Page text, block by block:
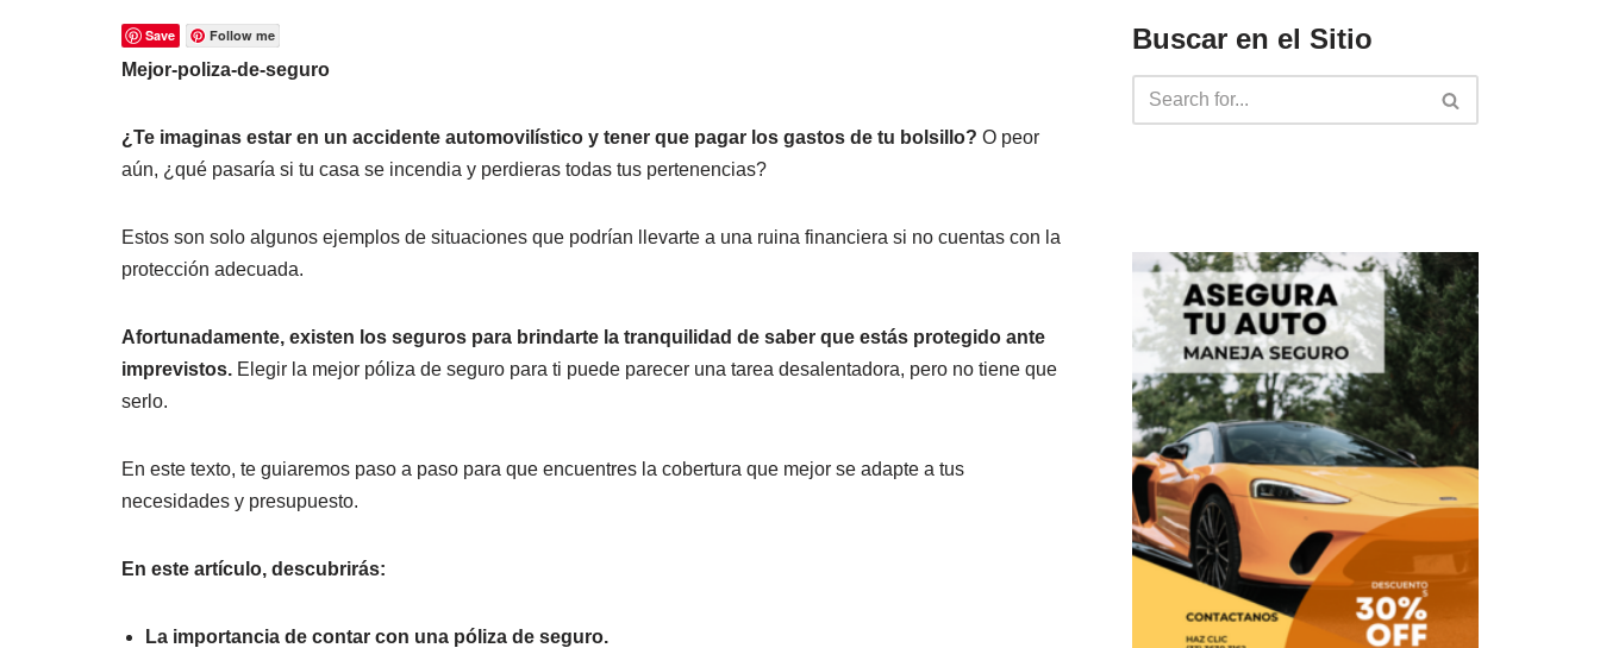
Save Follow me
Mejor-poliza-de-seguro
¿Te imaginas estar en un accidente automovilístico y tener que pagar los gastos de tu bolsillo? O peor
aún, ¿qué pasaría si tu casa se incendia y perdieras todas tus pertenencias?
Estos son solo algunos ejemplos de situaciones que podrían llevarte a una ruina financiera si no cuentas con la
protección adecuada.
Afortunadamente, existen los seguros para brindarte la tranquilidad de saber que estás protegido ante
imprevistos. Elegir la mejor póliza de seguro para ti puede parecer una tarea desalentadora, pero no tiene que
serlo.
En este texto, te guiaremos paso a paso para que encuentres la cobertura que mejor se adapte a tus
necesidades y presupuesto.
En este artículo, descubrirás:
La importancia de contar con una póliza de seguro.
Buscar en el Sitio